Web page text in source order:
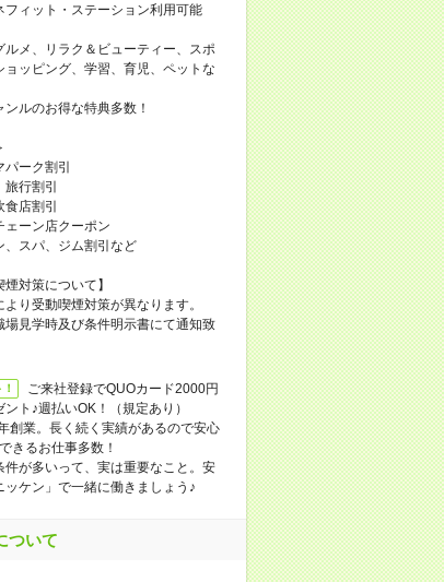
フィット・ステーション利用可能
ルメ、リラク＆ビューティー、スポ
ョッピング、学習、育児、ペットな
ンルのお得な特典多数！
ーク割引
行割引
店割引
ーン店クーポン
スパ、ジム割引など
煙対策について】
より受動喫煙対策が異なります。
場見学時及び条件明示書にて通知致
ご来社登録でQUOカード2000円
ント♪週払いOK！（規定あり）
創業。長く続く実績があるので安心
きるお仕事多数！
件が多いって、実は重要なこと。安
ッケン」で一緒に働きましょう♪
ついて